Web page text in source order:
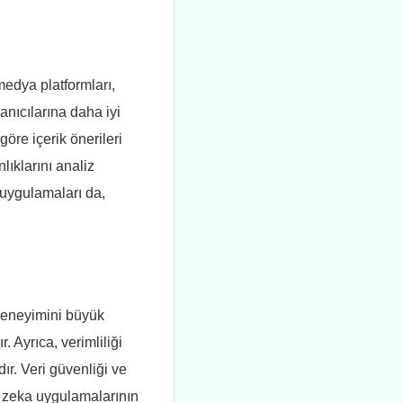
platformları,
daha iyi
içerik önerileri
analiz
da,
büyük
Ayrıca, verimliliği
Veri güvenliği ve
uygulamalarının